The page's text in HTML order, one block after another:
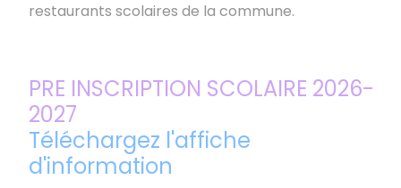
restaurants scolaires de la commune.
PRE INSCRIPTION SCOLAIRE 2026-
2027
Téléchargez l'affiche
d'information